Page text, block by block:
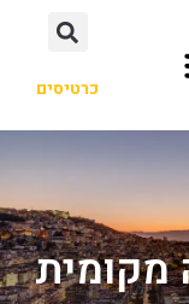
כרטיסים
מקומית